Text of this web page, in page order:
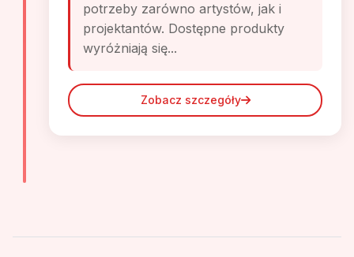
potrzeby zarówno artystów, jak i
projektantów. Dostępne produkty
wyróżniają się...
Zobacz szczegóły